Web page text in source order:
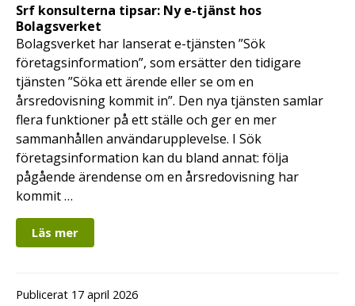
Srf konsulterna tipsar: Ny e-tjänst hos
Bolagsverket
Bolagsverket har lanserat e-tjänsten ”Sök
företagsinformation”, som ersätter den tidigare
tjänsten ”Söka ett ärende eller se om en
årsredovisning kommit in”. Den nya tjänsten samlar
flera funktioner på ett ställe och ger en mer
sammanhållen användarupplevelse. I Sök
företagsinformation kan du bland annat: följa
pågående ärendense om en årsredovisning har
kommit …
Läs mer
Publicerat 17 april 2026